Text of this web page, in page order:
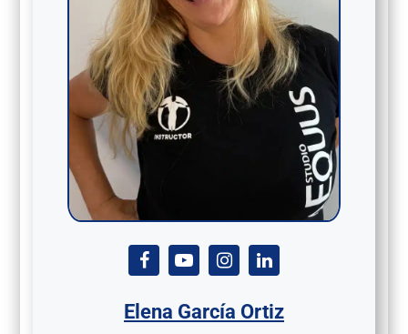
Elena García Ortiz